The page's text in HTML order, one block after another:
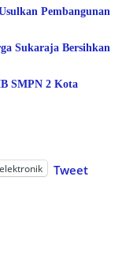
Pembangunan
Sukaraja Bersihkan
SMPN 2 Kota
Tweet